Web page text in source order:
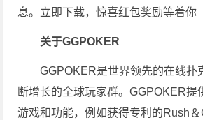
息。立即下载，惊喜红包奖励等着你
关于GGPOKER
GGPOKER是世界领先的在线扑
断增长的全球玩家群。GGPOKER提
游戏和功能，例如获得专利的Rush